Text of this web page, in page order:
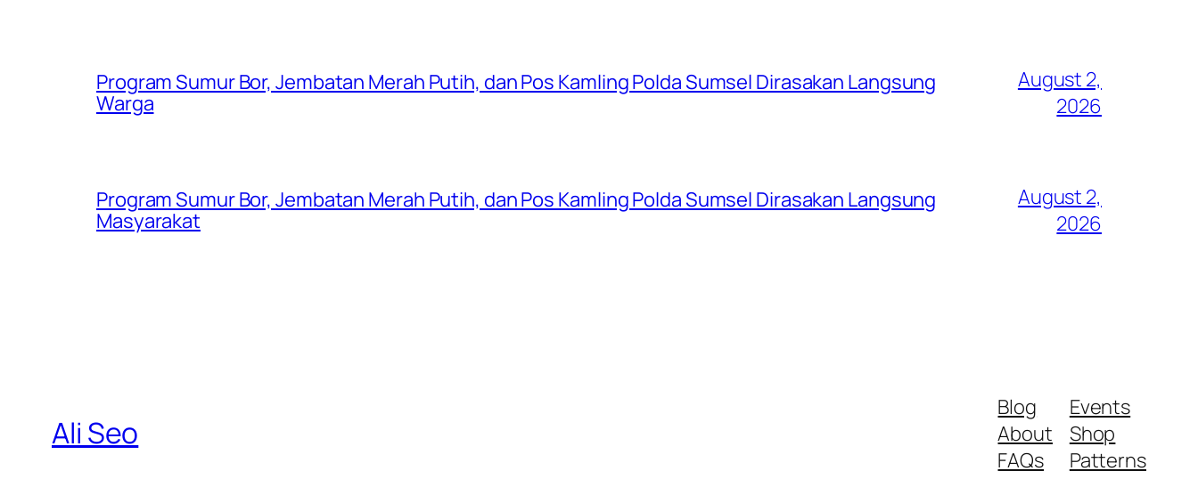
Program Sumur Bor, Jembatan Merah Putih, dan Pos Kamling Polda Sumsel Dirasakan Langsung
Warga
August 2,
2026
Program Sumur Bor, Jembatan Merah Putih, dan Pos Kamling Polda Sumsel Dirasakan Langsung
Masyarakat
August 2,
2026
Ali Seo
Blog
About
FAQs
Events
Shop
Patterns